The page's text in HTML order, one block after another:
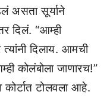
असता सूर्याने
दिलं. “आम्ही
त्यांनी दिलाय. आमची
कोलंबोला जाणारच!”
टोलवला आहे.